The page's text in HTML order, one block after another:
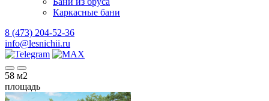
Каркасные бани
8 (473) 204-52-36
info@lesnichii.ru
58 м2
площадь